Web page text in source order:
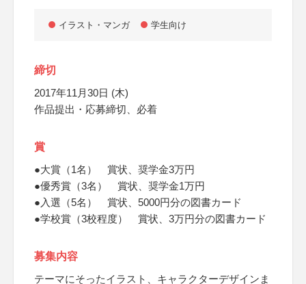
イラスト・マンガ 学生向け
締切
2017年11月30日 (木)
作品提出・応募締切、必着
賞
●大賞（1名） 賞状、奨学金3万円
●優秀賞（3名） 賞状、奨学金1万円
●入選（5名） 賞状、5000円分の図書カード
●学校賞（3校程度） 賞状、3万円分の図書カード
募集内容
テーマにそったイラスト、キャラクターデザインま